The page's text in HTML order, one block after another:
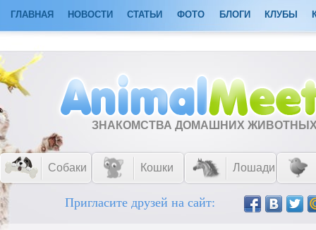
ГЛАВНАЯ НОВОСТИ СТАТЬИ ФОТО БЛОГИ КЛУБЫ
ЗНАКОМСТВА ДОМАШНИХ
Собаки Кошки Лошади
Пригласите друзей на сайт: